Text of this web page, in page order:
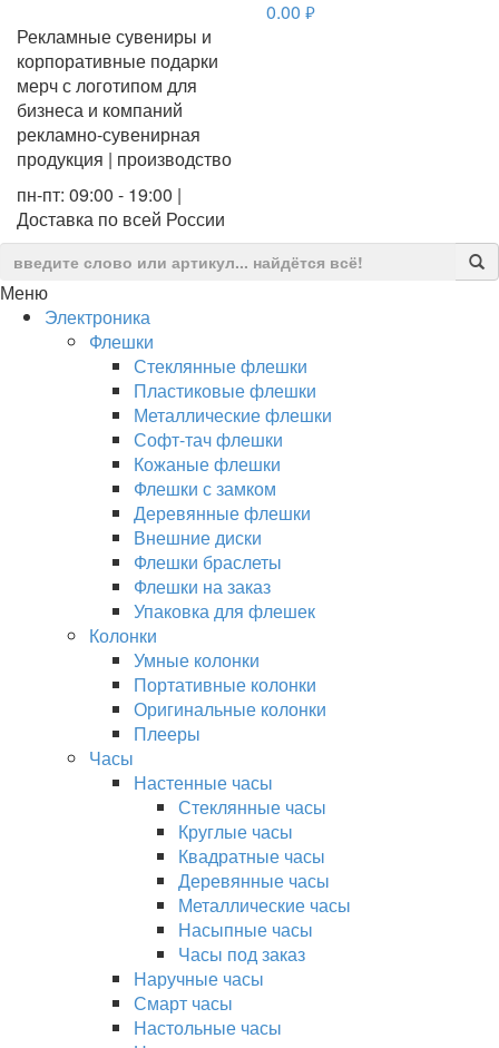
Рекламные сувениры и
корпоративные подарки
мерч с логотипом для
бизнеса и компаний
рекламно-сувенирная
продукция | производство
пн-пт: 09:00 - 19:00 |
Доставка по всей России
0.00 руб.
Меню
Электроника
Флешки
Стеклянные флешки
Пластиковые флешки
Металлические флешки
Софт-тач флешки
Кожаные флешки
Флешки с замком
Деревянные флешки
Внешние диски
Флешки браслеты
Флешки на заказ
Упаковка для флешек
Колонки
Умные колонки
Портативные колонки
Оригинальные колонки
Плееры
Часы
Настенные часы
Стеклянные часы
Круглые часы
Квадратные часы
Деревянные часы
Металлические часы
Насыпные часы
Часы под заказ
Наручные часы
Смарт часы
Настольные часы